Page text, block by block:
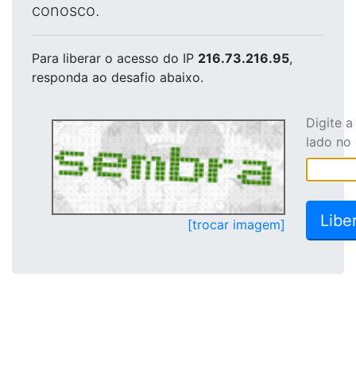
conosco.
Para liberar o acesso do IP 216.73.216.95,
responda ao desafio abaixo.
[trocar imagem]
Digite
lado no